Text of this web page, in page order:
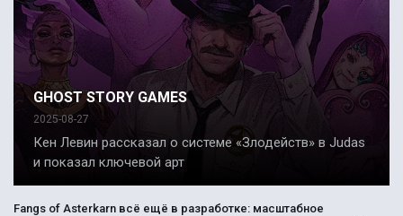
GHOST STORY GAMES
2025-08-27
Кен Левин рассказал о системе «Злодейств» в Judas
и показал ключевой арт
Fangs of Asterkarn всё ещё в разработке: масштабное